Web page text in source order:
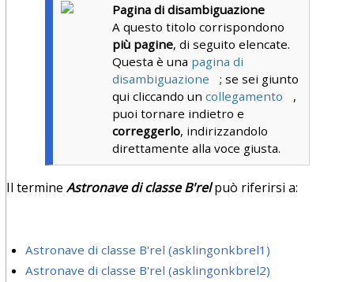
Pagina di disambiguazione
A questo titolo corrispondono
più pagine, di seguito elencate.
Questa è una pagina di
disambiguazione
; se sei giunto
qui cliccando uncollegamento
,
puoi tornare indietro e
correggerlo, indirizzandolo
direttamente alla voce giusta.
Il termine Astronave di classe B'relpuò riferirsi a:
Astronave di classe B'rel (asklingonkbrel1)
Astronave di classe B'rel (asklingonkbrel2)